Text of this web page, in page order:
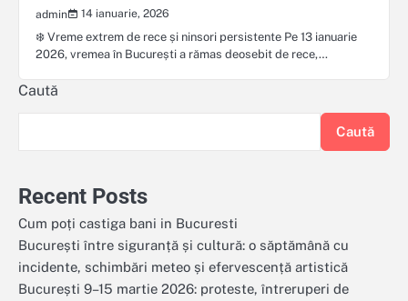
admin
14 ianuarie, 2026
❄️ Vreme extrem de rece și ninsori persistente Pe 13 ianuarie
2026, vremea în București a rămas deosebit de rece,…
Caută
Caută
Recent Posts
Cum poți castiga bani in Bucuresti
București între siguranță și cultură: o săptămână cu
incidente, schimbări meteo și efervescență artistică
București 9–15 martie 2026: proteste, întreruperi de